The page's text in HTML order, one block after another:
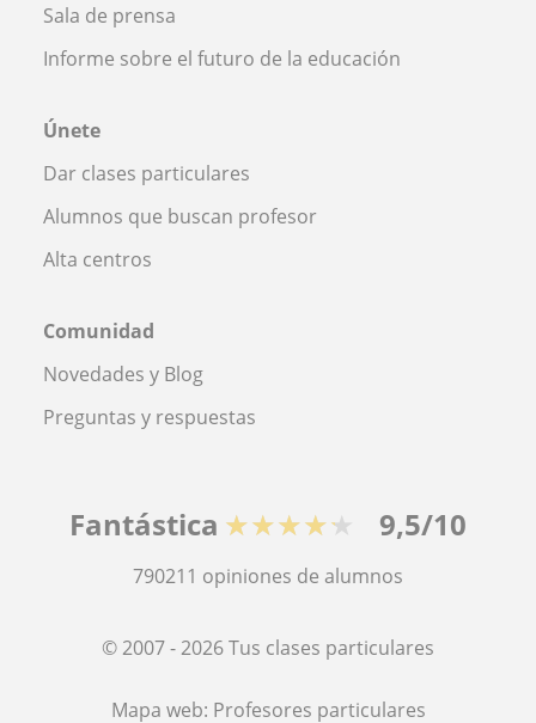
Sala de prensa
Informe sobre el futuro de la educación
Únete
Dar clases particulares
Alumnos que buscan profesor
Alta centros
Comunidad
Novedades y Blog
Preguntas y respuestas
Fantástica ★★★★★ 9,5/10
790211 opiniones de alumnos
© 2007 - 2026 Tus clases particulares
Mapa web: Profesores particulares